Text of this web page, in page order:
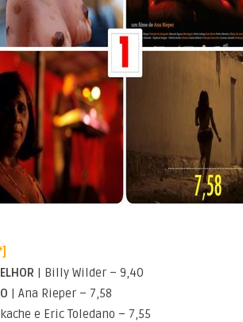
| Billy Wilder – 9,40
| Ana Rieper – 7,58
e Eric Toledano – 7,55